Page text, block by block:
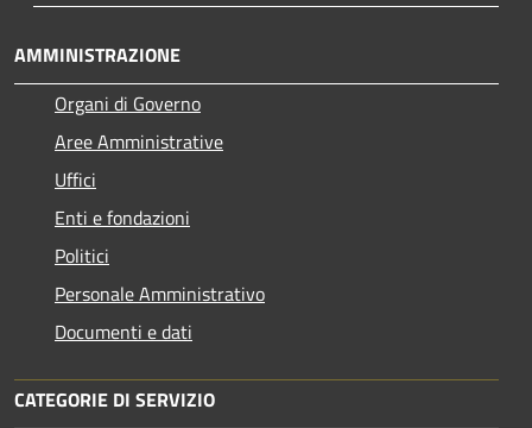
AMMINISTRAZIONE
Organi di Governo
Aree Amministrative
Uffici
Enti e fondazioni
Politici
Personale Amministrativo
Documenti e dati
CATEGORIE DI SERVIZIO